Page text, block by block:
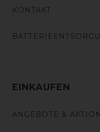
KONTAKT
EINKAUFEN
ANGEBOTE &